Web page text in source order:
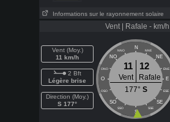
Informations sur le rayonnement solaire
Vent | Rafale - km/h
Vent (Moy.)
11 km/h
2 Bft
Légère brise
Direction (Moy.)
S 177°
N
NNO NNE
NO NE
ONO ENE
O E
OSO ESE
SO SE
SSO SSE
S
11 12
Vent
Rafale
177° S